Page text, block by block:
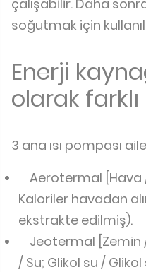
çalışabilir. Daha
soğutmak için
Enerji
olarak farklı
3 ana ısı pompası
Aerotermal [Hava
Kaloriler havadan
ekstrakte edilmiş).
Jeotermal [Zemin
/ Su; Glikol su /